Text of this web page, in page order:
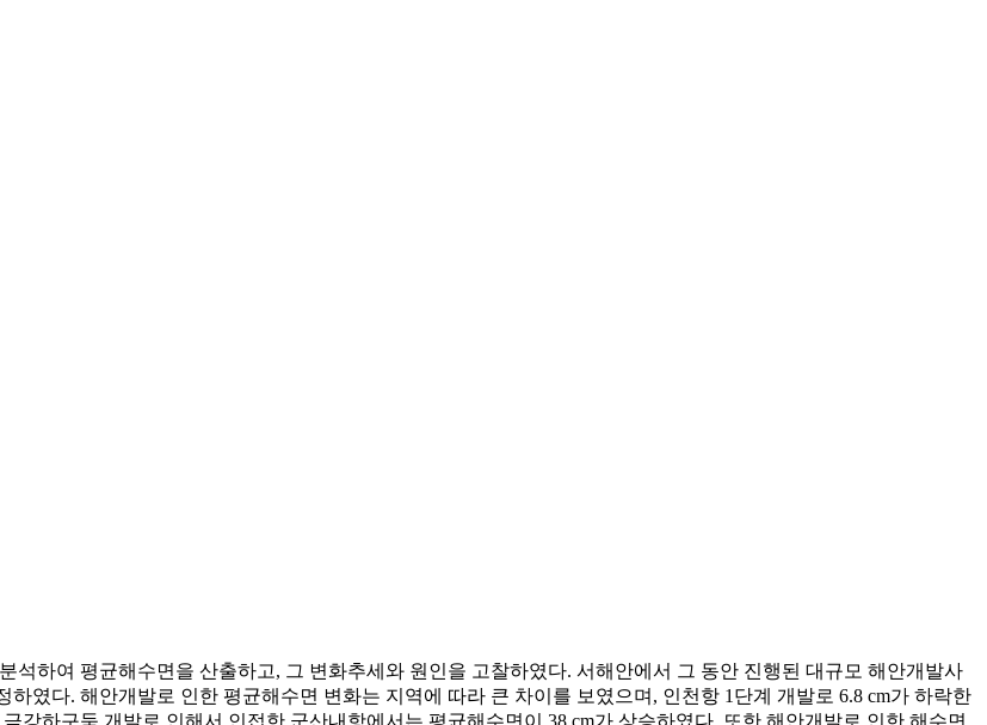
하여 평균해수면을 산출하고, 그 변화추세와 원인을 고찰하였다. 서해안에서 그 동안 진행된 대규모 해안개발사
였다. 해안개발로 인한 평균해수면 변화는 지역에 따라 큰 차이를 보였으며, 인천항 1단계 개발로 6.8 cm가 하락한
강하구둑 개발로 인해서 인접한 군산내항에서는 평균해수면이 38 cm가 상승하였다. 또한 해안개발로 인한 해수면